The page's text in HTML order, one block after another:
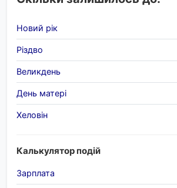
Новий рік
Різдво
Великдень
День матері
Хеловін
Калькулятор подій
Зарплата